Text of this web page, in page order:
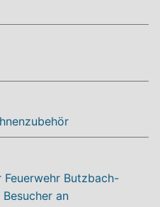
Butzbach-
an